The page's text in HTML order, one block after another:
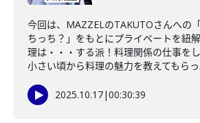
今回は、MAZZELのTAKUTOさんへの
ちっち？」をもとにプライベートを紐
理は・・・する派！料理関係の仕事を
小さい頃から料理の魅力を教えてもらっ
2025.10.17|00:30:39